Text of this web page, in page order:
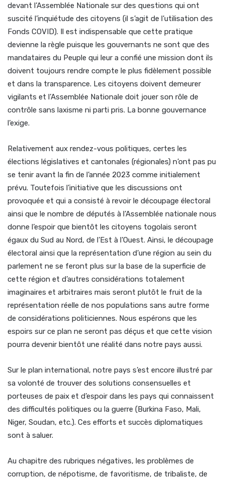
devant l’Assemblée Nationale sur des questions qui ont
suscité l’inquiétude des citoyens (il s’agit de l’utilisation des
Fonds COVID). Il est indispensable que cette pratique
devienne la règle puisque les gouvernants ne sont que des
mandataires du Peuple qui leur a confié une mission dont ils
doivent toujours rendre compte le plus fidèlement possible
et dans la transparence. Les citoyens doivent demeurer
vigilants et l’Assemblée Nationale doit jouer son rôle de
contrôle sans laxisme ni parti pris. La bonne gouvernance
l’exige.
Relativement aux rendez-vous politiques, certes les
élections législatives et cantonales (régionales) n’ont pas pu
se tenir avant la fin de l’année 2023 comme initialement
prévu. Toutefois l’initiative que les discussions ont
provoquée et qui a consisté à revoir le découpage électoral
ainsi que le nombre de députés à l’Assemblée nationale nous
donne l’espoir que bientôt les citoyens togolais seront
égaux du Sud au Nord, de l’Est à l’Ouest. Ainsi, le découpage
électoral ainsi que la représentation d’une région au sein du
parlement ne se feront plus sur la base de la superficie de
cette région et d’autres considérations totalement
imaginaires et arbitraires mais seront plutôt le fruit de la
représentation réelle de nos populations sans autre forme
de considérations politiciennes. Nous espérons que les
espoirs sur ce plan ne seront pas déçus et que cette vision
pourra devenir bientôt une réalité dans notre pays aussi.
Sur le plan international, notre pays s’est encore illustré par
sa volonté de trouver des solutions consensuelles et
porteuses de paix et d’espoir dans les pays qui connaissent
des difficultés politiques ou la guerre (Burkina Faso, Mali,
Niger, Soudan, etc.). Ces efforts et succès diplomatiques
sont à saluer.
Au chapitre des rubriques négatives, les problèmes de
corruption, de népotisme, de favoritisme, de tribaliste, de